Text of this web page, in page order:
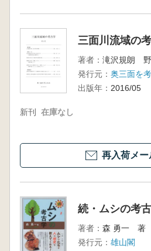
三面川流域の
著者： 滝沢規朗
発行元： 奥三面を
出版年： 2016/05
新刊 在庫なし
再入荷メー
続・ムシの考
著者： 森 勇一 著
発行元： 雄山閣